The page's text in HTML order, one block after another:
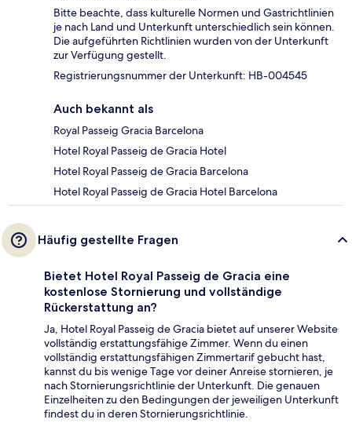
Bitte beachte, dass kulturelle Normen und Gastrichtlinien
je nach Land und Unterkunft unterschiedlich sein können.
Die aufgeführten Richtlinien wurden von der Unterkunft
zur Verfügung gestellt.
Registrierungsnummer der Unterkunft: HB-004545
Auch bekannt als
Royal Passeig Gracia Barcelona
Hotel Royal Passeig de Gracia Hotel
Hotel Royal Passeig de Gracia Barcelona
Hotel Royal Passeig de Gracia Hotel Barcelona
Häufig gestellte Fragen
Bietet Hotel Royal Passeig de Gracia eine
kostenlose Stornierung und vollständige
Rückerstattung an?
Ja, Hotel Royal Passeig de Gracia bietet auf unserer Website
vollständig erstattungsfähige Zimmer. Wenn du einen
vollständig erstattungsfähigen Zimmertarif gebucht hast,
kannst du bis wenige Tage vor deiner Anreise stornieren, je
nach Stornierungsrichtlinie der Unterkunft. Die genauen
Einzelheiten zu den Bedingungen der jeweiligen Unterkunft
findest du in deren Stornierungsrichtlinie.